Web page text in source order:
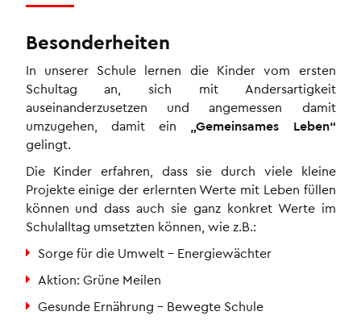
Besonderheiten
In unserer Schule lernen die Kinder vom ersten
Schultag an, sich mit Andersartigkeit
auseinanderzusetzen und angemessen damit
umzugehen, damit ein
„Gemeinsames Leben“
gelingt.
Die Kinder erfahren, dass sie durch viele kleine
Projekte einige der erlernten Werte mit Leben füllen
können und dass auch sie ganz konkret Werte im
Schulalltag umsetzten können, wie z.B.:
Sorge für die Umwelt – Energiewächter
Aktion: Grüne Meilen
Gesunde Ernährung – Bewegte Schule